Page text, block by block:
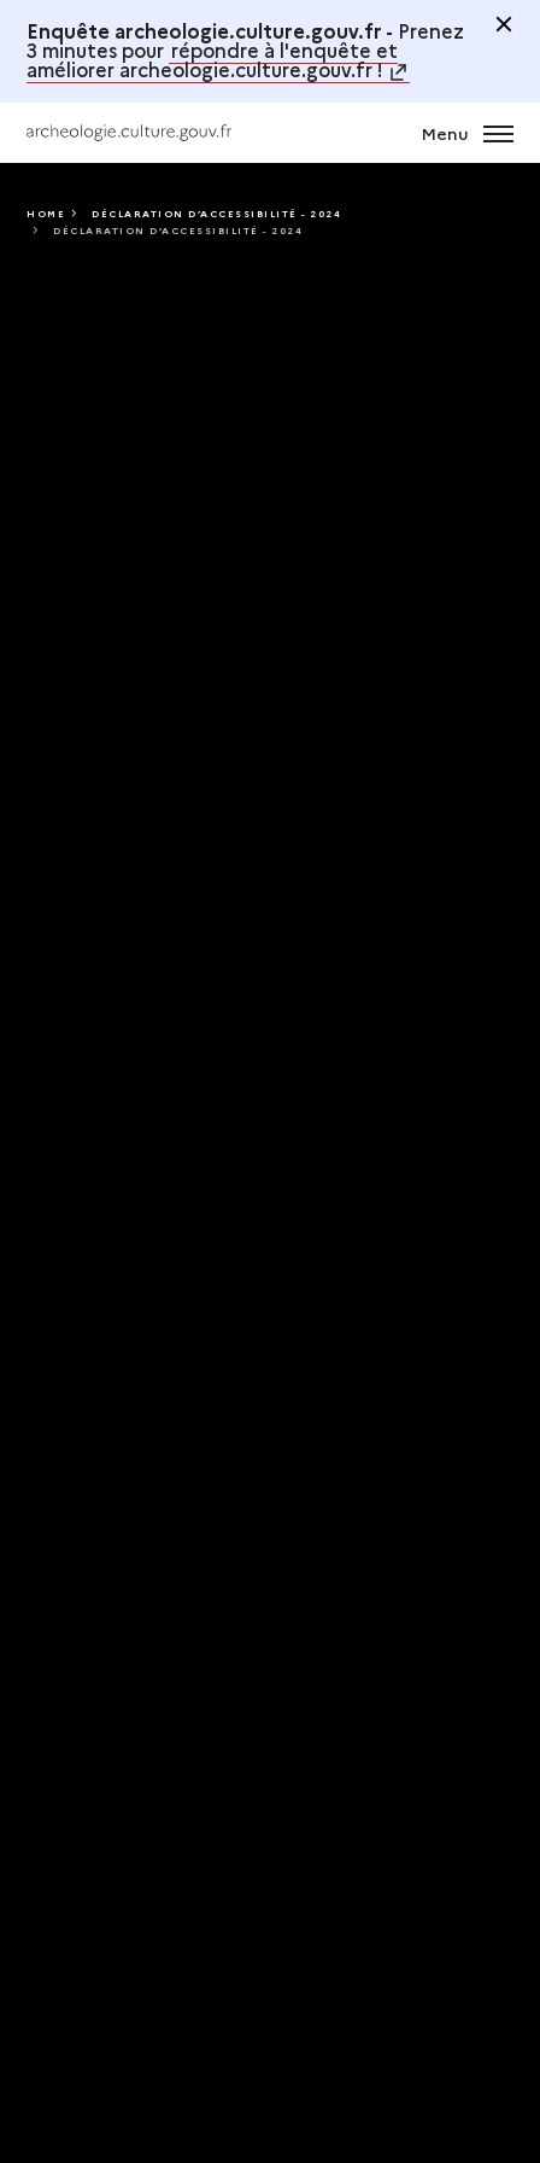
Enquête archeologie.culture.gouv.fr - Prenez
3 minutes pour répondre à l'enquête et
améliorer archeologie.culture.gouv.fr !
Menu
HOME
DÉCLARATION D’ACCESSIBILITÉ - 2024
DÉCLARATION D’ACCESSIBILITÉ - 2024